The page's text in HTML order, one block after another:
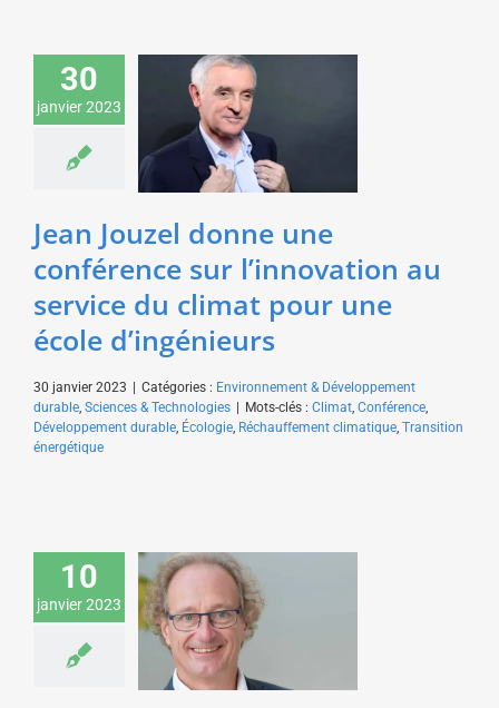
30
janvier 2023
conférence sur
l’innovation au service
du climat pour une
école d’ingénieurs
Environnement &
Développement durable
Jean Jouzel donne une
conférence sur l’innovation au
service du climat pour une
école d’ingénieurs
30 janvier 2023 | Catégories : Environnement & Développement
durable Sciences & Technologies | Mots-clés : Climat Conférence
Développement durable Écologie Réchauffement climatique Transition
énergétique
10
janvier 2023
donne une conférence
sur les effets du
changement climatique
pour Veolia
Economie & Management
Environnement &